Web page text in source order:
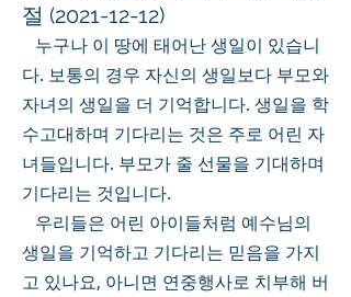
절 (2021-12-12)
다. 보통의 경우 자신의 생일보다 부모와
자녀의 생일을 더 기억합니다. 생일을 학
수고대하며 기다리는 것은 주로 어린 자
녀들입니다. 부모가 줄 선물을 기대하며
기다리는 것입니다.
생일을 기억하고 기다리는 믿음을 가지
고 있나요, 아니면 연중행사로 치부해 버